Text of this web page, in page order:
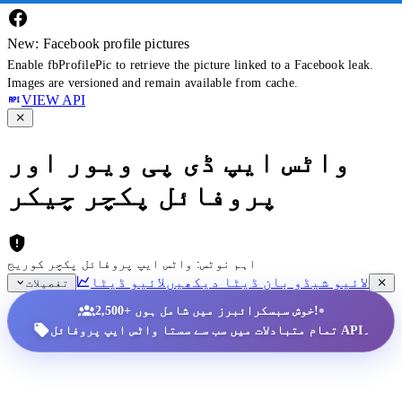
New: Facebook profile pictures
Enable fbProfilePic to retrieve the picture linked to a Facebook leak.
Images are versioned and remain available from cache.
VIEW API
واٹس ایپ ڈی پی ویور اور
پروفائل پکچر چیکر
اہم نوٹس: واٹس ایپ پروفائل پکچر کوریج
تفصیلات
لائیو شیڈو بان ڈیٹا دیکھیں لائیو ڈیٹا
2,500+ خوش سبسکرائبرز میں شامل ہوں!•
تمام متبادلات میں سب سے سستا واٹس ایپ پروفائل API۔